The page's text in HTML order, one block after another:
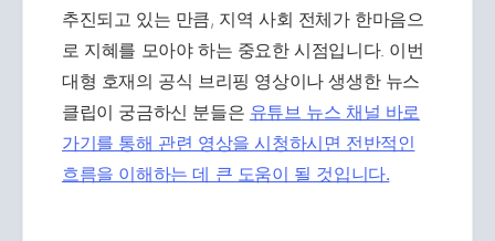
추진되고 있는 만큼, 지역 사회 전체가 한마음으
로 지혜를 모아야 하는 중요한 시점입니다. 이번
대형 호재의 공식 브리핑 영상이나 생생한 뉴스
클립이 궁금하신 분들은 유튜브 뉴스 채널 바로
가기를 통해 관련 영상을 시청하시면 전반적인
흐름을 이해하는 데 큰 도움이 될 것입니다.